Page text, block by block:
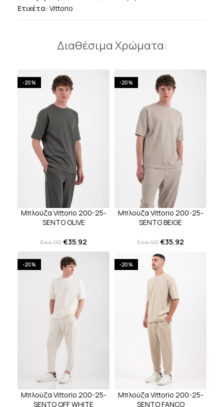
Ετικέτα: Vittorio
Διαθέσιμα Χρώματα:
-20%
Μπλούζα Vittorio 200-25-
SENTO OLIVE
€44.90€35.92
-20%
Μπλούζα Vittorio 200-25-
SENTO BEIGE
€44.90€35.92
-20%
Μπλούζα Vittorio 200-25-
SENTO OFF WHITE
-20%
Μπλούζα Vittorio 200-25-
SENTO FANCO